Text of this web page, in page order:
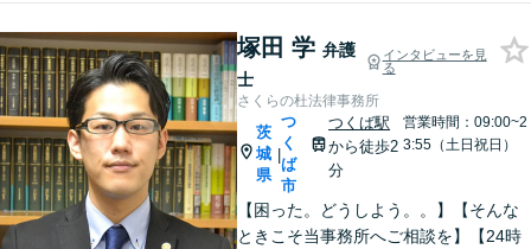
塚田 学 弁護
士
インタビューを見
る
さくらの杜法律事務所
茨
城
県
|
つ
く
ば
市
つくば駅
から徒歩2
分
営業時間：09:00~2
3:55（土日祝日）
【困った。どうしよう。。】【そんな
ときこそ当事務所へご相談を】【24時